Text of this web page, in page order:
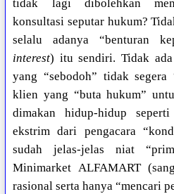
tidak lagi dibolehkan
konsultasi seputar hukum?
selalu adanya “benturan
interest) itu sendiri. Tidak
yang “sebodoh” tidak segera
klien yang “buta hukum”
dimakan hidup-hidup
ekstrim dari pengacara
sudah jelas-jelas niat
Minimarket ALFAMART
rasional serta hanya “mencari